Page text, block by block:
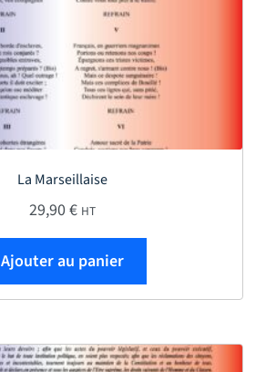
La Marseillaise
29,90€ HT
Ajouter au panier